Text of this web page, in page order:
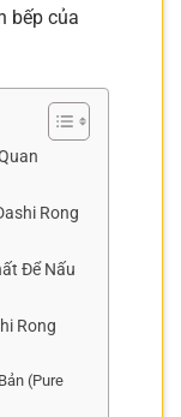
bếp của
Rong
Để Nấu
Rong
(Pure